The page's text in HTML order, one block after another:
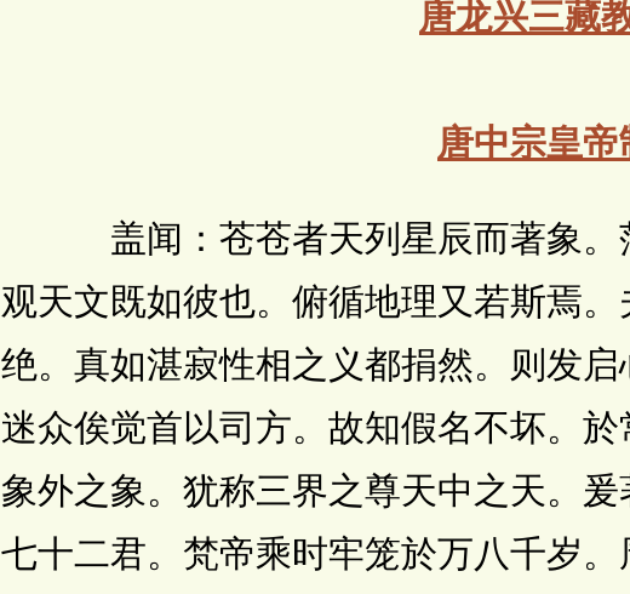
唐龙兴三藏
唐中宗皇帝
盖闻：苍苍者天列星辰而著象。
观天文既如彼也。俯循地理又若斯焉
绝。真如湛寂性相之义都捐然。则发
迷众俟觉首以司方。故知假名不坏。
象外之象。犹称三界之尊天中之天。
七十二君。梵帝乘时牢笼於万八千岁